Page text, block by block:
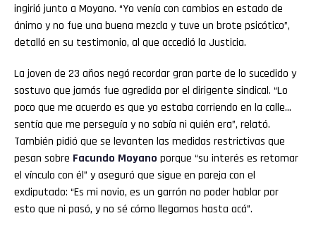
ingirió junto a Moyano. “Yo venía con cambios en estado de
ánimo y no fue una buena mezcla y tuve un brote psicótico”,
detalló en su testimonio, al que accedió la Justicia.
La joven de 23 años negó recordar gran parte de lo sucedido y
sostuvo que jamás fue agredida por el dirigente sindical. “Lo
poco que me acuerdo es que yo estaba corriendo en la calle…
sentía que me perseguía y no sabía ni quién era”, relató.
También pidió que se levanten las medidas restrictivas que
pesan sobre Facundo Moyano porque “su interés es retomar
el vínculo con él” y aseguró que sigue en pareja con el
exdiputado: “Es mi novio, es un garrón no poder hablar por
esto que ni pasó, y no sé cómo llegamos hasta acá”.